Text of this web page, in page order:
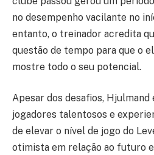
no desempenho vacilante no
entanto, o treinador acredita
questão de tempo para que o
mostre todo o seu potencial.
Apesar dos desafios,
jogadores talentosos e
de elevar o nível de jogo do
otimista em relação ao futuro